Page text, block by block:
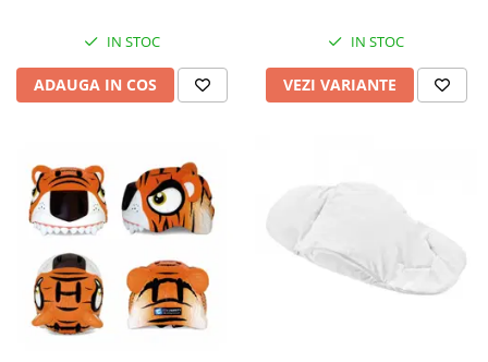
IN STOC
ADAUGA IN COS
IN STOC
VEZI VARIANTE